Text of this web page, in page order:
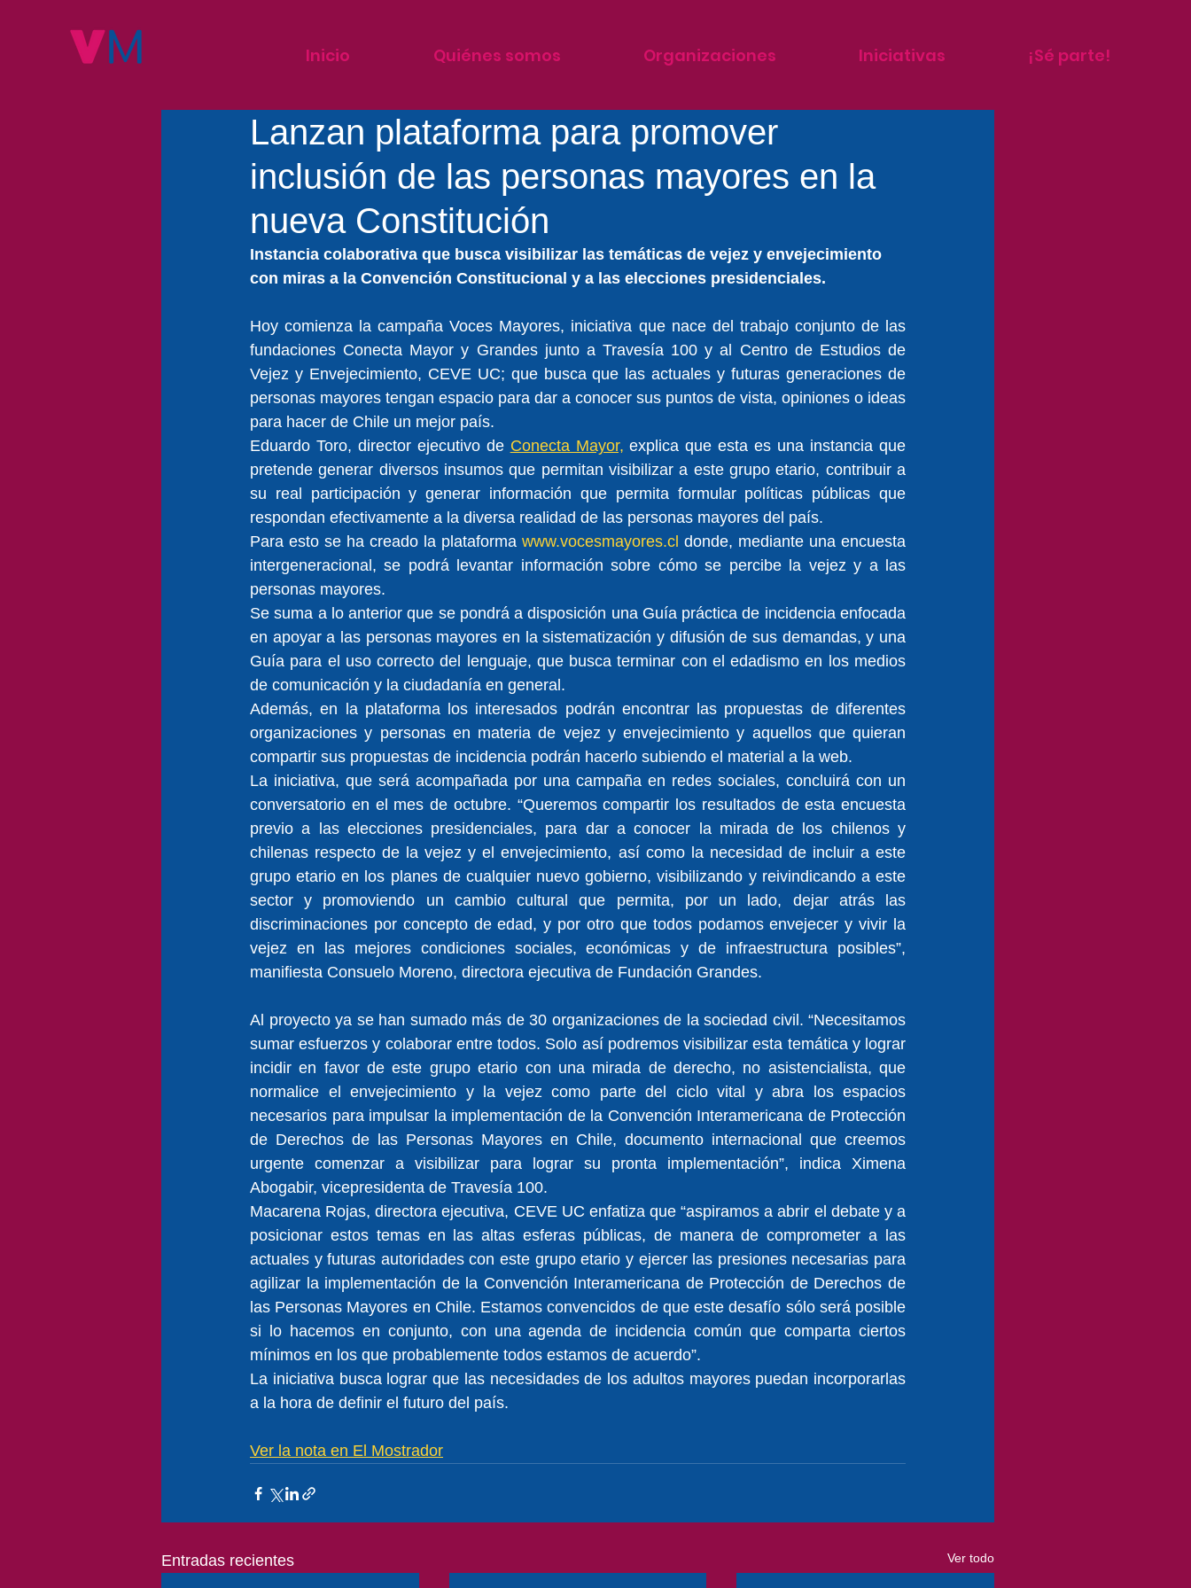
Inicio Quiénes somos Organizaciones Iniciativas ¡Sé parte!
Lanzan plataforma para promover
inclusión de las personas mayores en la
nueva Constitución
Instancia colaborativa que busca visibilizar las temáticas de vejez y envejecimiento
con miras a la Convención Constitucional y a las elecciones presidenciales.
Hoy comienza la campaña Voces Mayores, iniciativa que nace del trabajo conjunto de las
fundaciones Conecta Mayor y Grandes junto a Travesía 100 y al Centro de Estudios de
Vejez y Envejecimiento, CEVE UC; que busca que las actuales y futuras generaciones de
personas mayores tengan espacio para dar a conocer sus puntos de vista, opiniones o ideas
para hacer de Chile un mejor país.
Eduardo Toro, director ejecutivo de Conecta Mayor, explica que esta es una instancia que
pretende generar diversos insumos que permitan visibilizar a este grupo etario, contribuir a
su real participación y generar información que permita formular políticas públicas que
respondan efectivamente a la diversa realidad de las personas mayores del país.
Para esto se ha creado la plataforma www.vocesmayores.cl donde, mediante una encuesta
intergeneracional, se podrá levantar información sobre cómo se percibe la vejez y a las
personas mayores.
Se suma a lo anterior que se pondrá a disposición una Guía práctica de incidencia enfocada
en apoyar a las personas mayores en la sistematización y difusión de sus demandas, y una
Guía para el uso correcto del lenguaje, que busca terminar con el edadismo en los medios
de comunicación y la ciudadanía en general.
Además, en la plataforma los interesados podrán encontrar las propuestas de diferentes
organizaciones y personas en materia de vejez y envejecimiento y aquellos que quieran
compartir sus propuestas de incidencia podrán hacerlo subiendo el material a la web.
La iniciativa, que será acompañada por una campaña en redes sociales, concluirá con un
conversatorio en el mes de octubre. “Queremos compartir los resultados de esta encuesta
previo a las elecciones presidenciales, para dar a conocer la mirada de los chilenos y
chilenas respecto de la vejez y el envejecimiento, así como la necesidad de incluir a este
grupo etario en los planes de cualquier nuevo gobierno, visibilizando y reivindicando a este
sector y promoviendo un cambio cultural que permita, por un lado, dejar atrás las
discriminaciones por concepto de edad, y por otro que todos podamos envejecer y vivir la
vejez en las mejores condiciones sociales, económicas y de infraestructura posibles”,
manifiesta Consuelo Moreno, directora ejecutiva de Fundación Grandes.
Al proyecto ya se han sumado más de 30 organizaciones de la sociedad civil. “Necesitamos
sumar esfuerzos y colaborar entre todos. Solo así podremos visibilizar esta temática y lograr
incidir en favor de este grupo etario con una mirada de derecho, no asistencialista, que
normalice el envejecimiento y la vejez como parte del ciclo vital y abra los espacios
necesarios para impulsar la implementación de la Convención Interamericana de Protección
de Derechos de las Personas Mayores en Chile, documento internacional que creemos
urgente comenzar a visibilizar para lograr su pronta implementación”, indica Ximena
Abogabir, vicepresidenta de Travesía 100.
Macarena Rojas, directora ejecutiva, CEVE UC enfatiza que “aspiramos a abrir el debate y a
posicionar estos temas en las altas esferas públicas, de manera de comprometer a las
actuales y futuras autoridades con este grupo etario y ejercer las presiones necesarias para
agilizar la implementación de la Convención Interamericana de Protección de Derechos de
las Personas Mayores en Chile. Estamos convencidos de que este desafío sólo será posible
si lo hacemos en conjunto, con una agenda de incidencia común que comparta ciertos
mínimos en los que probablemente todos estamos de acuerdo”.
La iniciativa busca lograr que las necesidades de los adultos mayores puedan incorporarlas
a la hora de definir el futuro del país.
Ver la nota en El Mostrador
Entradas recientes Ver todo